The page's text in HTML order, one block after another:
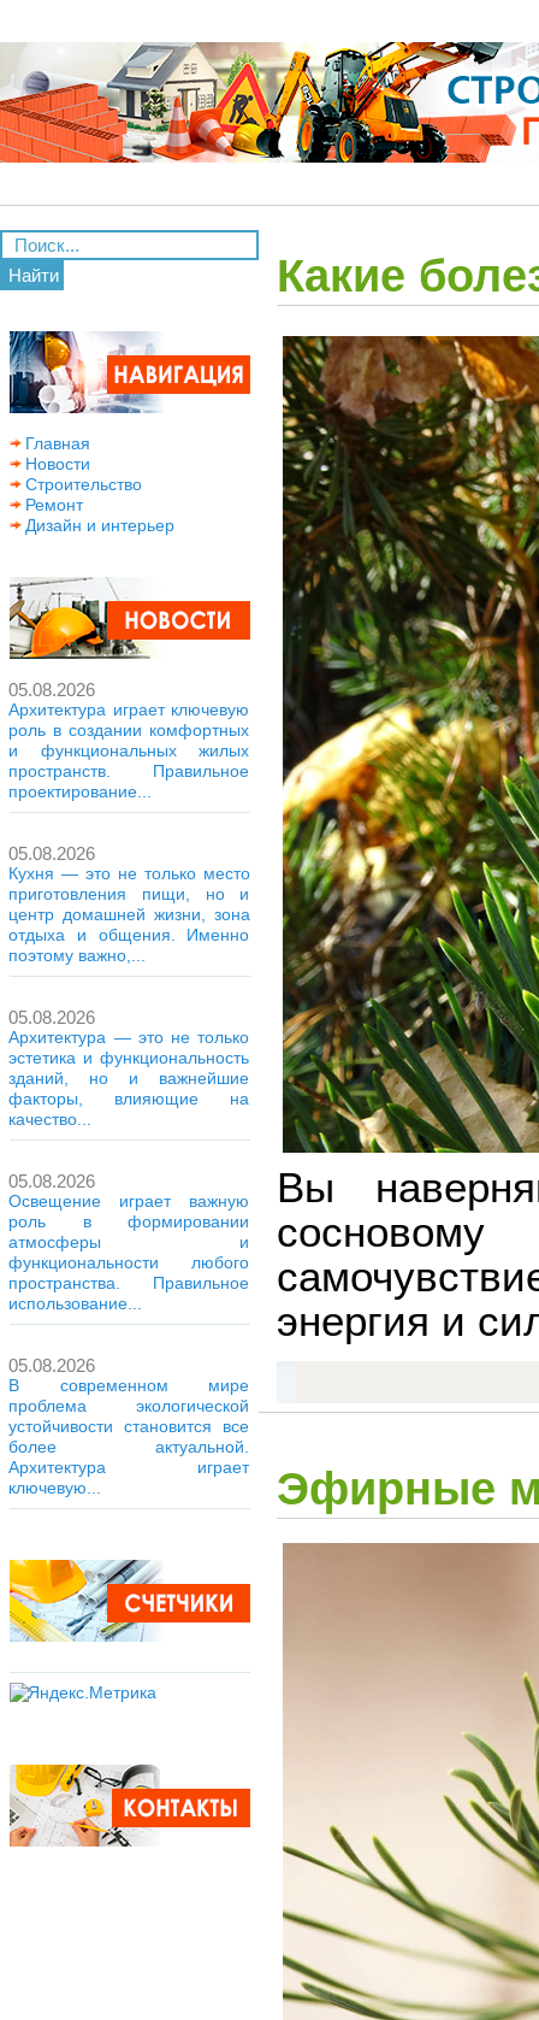
Найти
Главная
Новости
Строительство
Ремонт
Дизайн и интерьер
05.08.2026
Архитектура играет ключевую
роль в создании комфортных
и функциональных жилых
пространств. Правильное
проектирование...
05.08.2026
Кухня — это не только место
приготовления пищи, но и
центр домашней жизни, зона
отдыха и общения. Именно
поэтому важно,...
05.08.2026
Архитектура — это не только
эстетика и функциональность
зданий, но и важнейшие
факторы, влияющие на
качество...
05.08.2026
Освещение играет важную
роль в формировании
атмосферы и
функциональности любого
пространства. Правильное
использование...
05.08.2026
В современном мире
проблема экологической
устойчивости становится все
более актуальной.
Архитектура играет
ключевую...
Какие
Вы
энергия и
Эфирные